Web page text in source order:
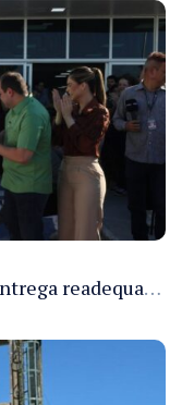
Governador Roberto Cidade entrega readequação do ambulatório da FCecon e amplia capacidade de atendimento oncológico em Manaus